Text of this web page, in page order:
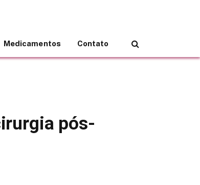
Medicamentos Contato
pós-